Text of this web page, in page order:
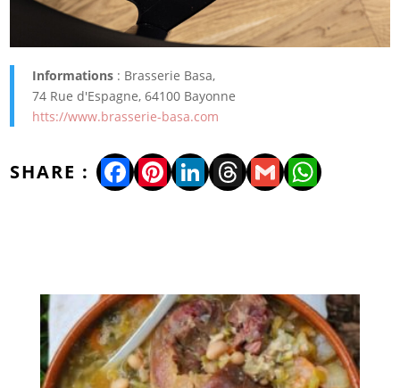
Informations : Brasserie Basa,
74 Rue d'Espagne, 64100 Bayonne
htts://www.brasserie-basa.com
Facebook
Pinterest
LinkedIn
Threads
Gmail